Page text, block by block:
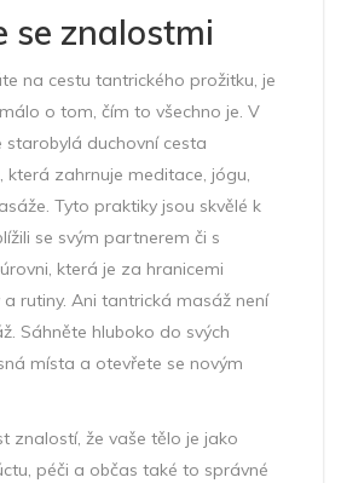
se znalostmi
na cestu tantrického prožitku, je
o tom, čím to všechno je. V
starobylá duchovní cesta
která zahrnuje meditace, jógu,
Tyto praktiky jsou skvělé k
se svým partnerem či s
která je za hranicemi
rutiny. Ani tantrická masáž není
Sáhněte hluboko do svých
místa a otevřete se novým
znalostí, že vaše tělo je jako
péči a občas také to správné